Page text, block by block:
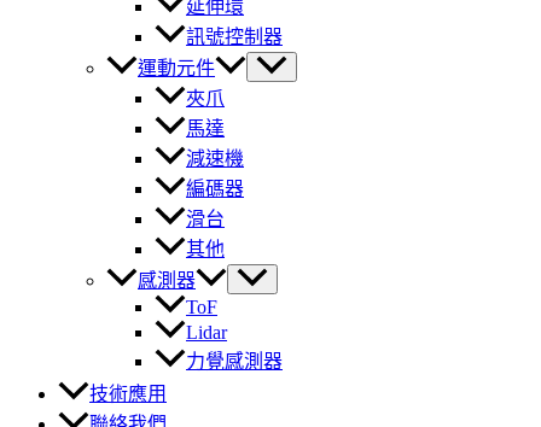
延伸環
訊號控制器
運動元件
夾爪
馬達
減速機
編碼器
滑台
其他
感測器
ToF
Lidar
力覺感測器
技術應用